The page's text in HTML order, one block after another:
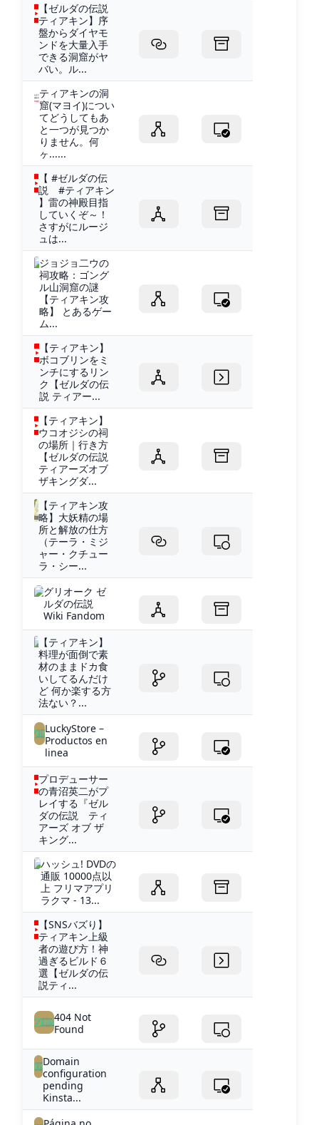
【ゼルダの伝説
ティアキン】序
盤からダイヤモ
ンドを大量入手
できる洞窟がヤ
バい。ル...
ティアキンの洞
窟(マヨイ)につい
てどうしてもあ
と一つが見つか
りません。何
ヶ......
【 #ゼルダの伝
説 #ティアキン
】雷の神殿目指
していくぞ～！
さすがにルージ
ュは...
ジョジョ二ウの
祠攻略：ゴング
ル山洞窟の謎
【ティアキン攻
略】 とあるゲー
ム...
【ティアキン】
ボコブリンをミ
ンチにするリン
ク【ゼルダの伝
説 ティアー...
【ティアキン】
ウコオジシの祠
の場所｜行き方
【ゼルダの伝説
ティアーズオブ
ザキングダ...
【ティアキン攻
略】大妖精の場
所と解放の仕方
（テーラ・ミジ
ャー・クチュー
ラ・シー...
グリオーク ゼ
ルダの伝説
Wiki Fandom
【ティアキン】
料理が面倒で素
材のままドカ食
いしてるんだけ
ど 何か楽する方
法ない？...
LuckyStore –
Productos en
linea
プロデューサー
の青沼英二がプ
レイする『ゼル
ダの伝説 ティ
アーズ オブ ザ
キング...
ハッシュ! DVDの
通販 10000点以
上 フリマアプリ
ラクマ - 13...
【SNSバズり】
ティアキン上級
者の遊び方！神
過ぎるビルド６
選【ゼルダの伝
説ティ...
404 Not
Found
Domain
configuration
pending
Kinsta...